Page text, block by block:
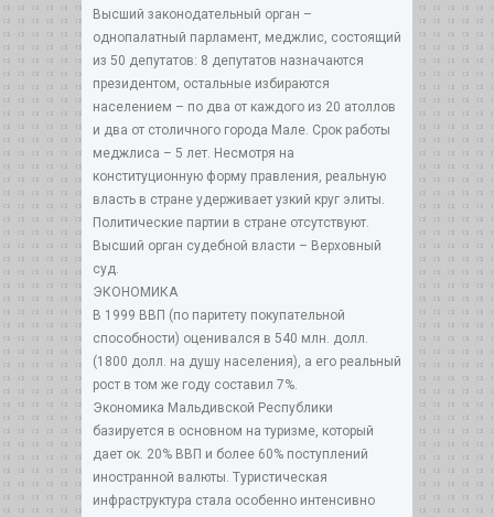
Высший законодательный орган –
однопалатный парламент, меджлис, состоящий
из 50 депутатов: 8 депутатов назначаются
президентом, остальные избираются
населением – по два от каждого из 20 атоллов
и два от столичного города Мале. Срок работы
меджлиса – 5 лет. Несмотря на
конституционную форму правления, реальную
власть в стране удерживает узкий круг элиты.
Политические партии в стране отсутствуют.
Высший орган судебной власти – Верховный
суд.
ЭКОНОМИКА
В 1999 ВВП (по паритету покупательной
способности) оценивался в 540 млн. долл.
(1800 долл. на душу населения), а его реальный
рост в том же году составил 7%.
Экономика Мальдивской Республики
базируется в основном на туризме, который
дает ок. 20% ВВП и более 60% поступлений
иностранной валюты. Туристическая
инфраструктура стала особенно интенсивно